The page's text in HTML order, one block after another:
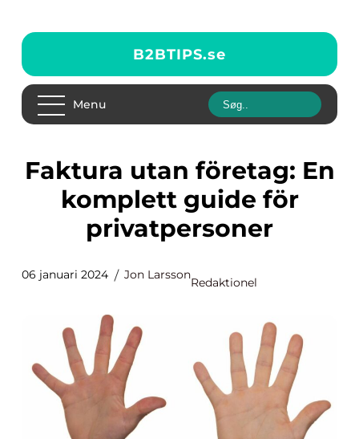
B2BTIPS.se
Menu
Faktura utan företag: En
komplett guide för
privatpersoner
06 januari 2024 Jon Larsson
Redaktionel